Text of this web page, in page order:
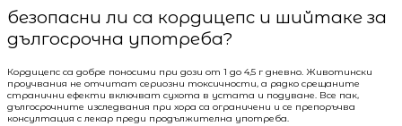
безопасни ли са кордицепс и шийтаке за
дългосрочна употреба?
Кордицепс са добре поносими при дози от 1 до 4,5 г дневно. Животински
проучвания не отчитат сериозни токсичности, а рядко срещаните
странични ефекти включват сухота в устата и подуване. Все пак,
дългосрочните изследвания при хора са ограничени и се препоръчва
консултация с лекар преди продължителна употреба.